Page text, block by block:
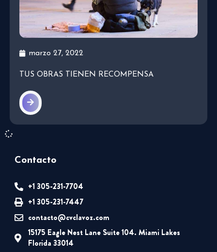
marzo 27, 2022
TUS OBRAS TIENEN RECOMPENSA
Contacto
+1 305-231-7704
+1 305-231-7447
contacto@cvclavoz.com
15175 Eagle Nest Lane Suite 104. Miami Lakes
Florida 33014